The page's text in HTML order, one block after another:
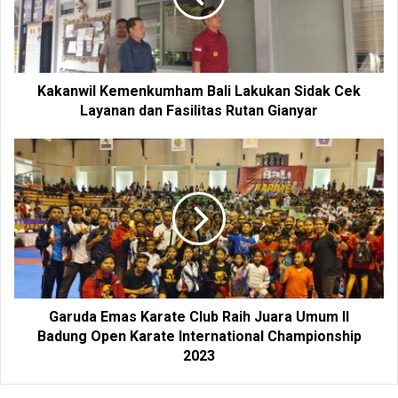
Kakanwil Kemenkumham Bali Lakukan Sidak Cek
Layanan dan Fasilitas Rutan Gianyar
Garuda Emas Karate Club Raih Juara Umum II
Badung Open Karate International Championship
2023